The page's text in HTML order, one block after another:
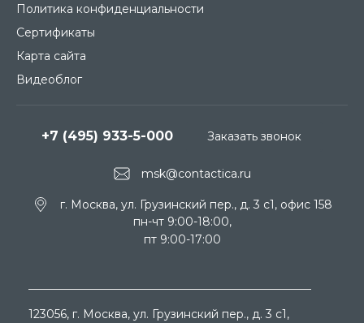
Политика конфиденциальности
Сертификаты
Карта сайта
Видеоблог
msk@contactica.ru
+7 (495) 933-5-000
г. Москва, ул. Грузинский пер., д. 3 c1, офис 158
пн-чт 9:00-18:00,
пт 9:00-17:00
Заказать звонок
123056, г. Москва, ул. Грузинский пер., д. 3 c1,